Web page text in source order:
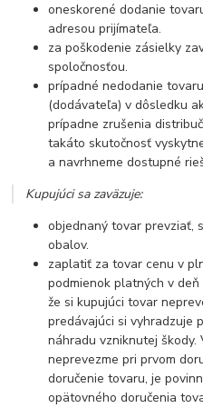
oneskorené dodanie
adresou prijímateľa.
za poškodenie zásielky
spoločnosťou.
prípadné nedodanie
(dodávateľa) v dôsledku
prípadne zrušenia
takáto skutočnosť
a navrhneme dostupné
Kupujúci sa zaväzuje:
objednaný tovar prevziať,
obalov.
zaplatiť za tovar cenu v
podmienok platných v
že si kupujúci tovar
predávajúci si vyhradzuje
náhradu vzniknutej
neprevezme pri prvom
doručenie tovaru, je
opätovného doručenia